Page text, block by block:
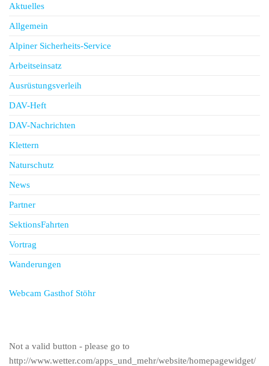
Aktuelles
Allgemein
Alpiner Sicherheits-Service
Arbeitseinsatz
Ausrüstungsverleih
DAV-Heft
DAV-Nachrichten
Klettern
Naturschutz
News
Partner
SektionsFahrten
Vortrag
Wanderungen
Webcam Gasthof Stöhr
Not a valid button - please go to
http://www.wetter.com/apps_und_mehr/website/homepagewidget/